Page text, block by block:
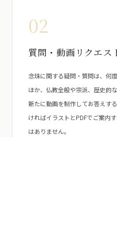
02
質問・動画リクエス
念珠に関する疑問・質問は、何
ほか、仏教全般や宗派、歴史的
新たに動画を制作してお答えす
ければイラストとPDFでご案内
はありません。